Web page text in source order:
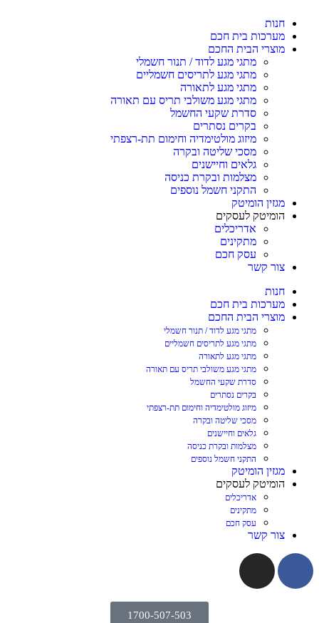
חנות
מערכות בית חכם
מוצרי הבית החכם
מתגי מגע לדוד / תנור חשמלי
מתגי מגע לתריסים חשמליים
מתגי מגע לתאורה
מתגי מגע משולבי תריס עם תאורה
סדרת שקעי החשמל
בקרים נסתרים
מיזוג מולטימדיה וחימום תת-רצפתי
מסכי שליטה ובקרה
גלאים וחיישנים
מצלמות ובקרת כניסה
התקני חשמל נוספים
מגזין הומיטק
הומיטק לעסקים
אדריכלים
מתקינים
עסק חכם
צור קשר
חנות
מערכות בית חכם
מוצרי הבית החכם
מתגי מגע לדוד / תנור חשמלי
מתגי מגע לתריסים חשמליים
מתגי מגע לתאורה
מתגי מגע משולבי תריס עם תאורה
סדרת שקעי החשמל
בקרים נסתרים
מיזוג מולטימדיה וחימום תת-רצפתי
מסכי שליטה ובקרה
גלאים וחיישנים
מצלמות ובקרת כניסה
התקני חשמל נוספים
מגזין הומיטק
הומיטק לעסקים
אדריכלים
מתקינים
עסק חכם
צור קשר
1700-507-503